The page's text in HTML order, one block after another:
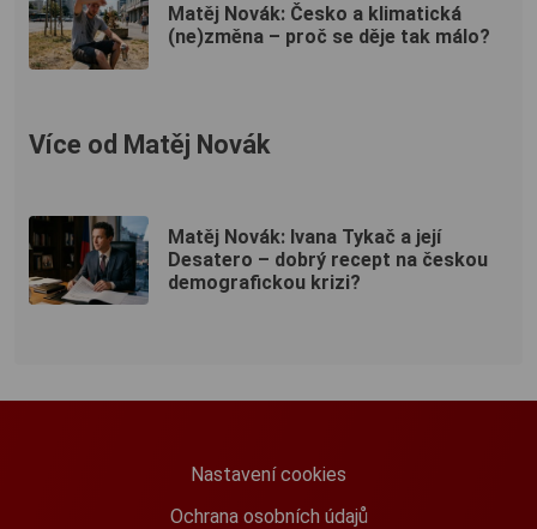
Matěj Novák: Česko a klimatická
(ne)změna – proč se děje tak málo?
Více od Matěj Novák
Matěj Novák: Ivana Tykač a její
Desatero – dobrý recept na českou
demografickou krizi?
Nastavení cookies
Ochrana osobních údajů